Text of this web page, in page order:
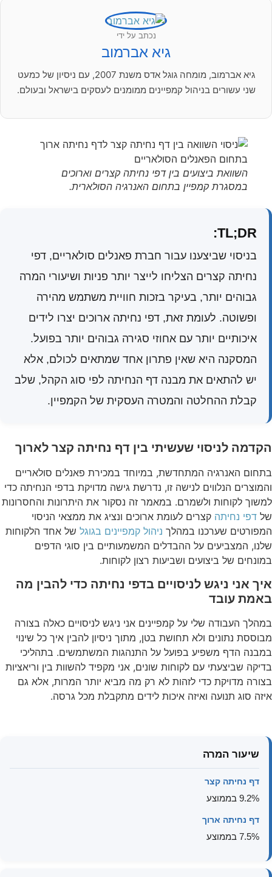
נכתב על ידי
גיא אברמוב
גיא אברמוב, מומחה גוגל אדס משנת 2007, עם ניסיון של כמעט
שני עשורים בניהול קמפיינים ממומנים לעסקים בישראל ובעולם.
השוואת ביצועים בין דפי נחיתה קצרים וארוכים
במסגרת קמפיין בתחום האנרגיה הסולארית.
TL;DR:
בניסוי שביצענו עבור חברת פאנלים סולאריים, דפי
נחיתה קצרים הצליחו לייצר יותר פניות ושיעורי המרה
גבוהים יותר, בעיקר בזכות חוויית משתמש מהירה
ופשוטה. לעומת זאת, דפי נחיתה ארוכים יצרו לידים
איכותיים יותר עם אחוזי סגירה גבוהים יותר בפועל.
המסקנה היא שאין פתרון אחד שמתאים לכולם, אלא
יש להתאים את מבנה דף הנחיתה לפי סוג הקהל, שלב
קבלת ההחלטה והמטרה העסקית של הקמפיין.
הקדמה לניסוי שעשיתי בין דף נחיתה קצר לארוך
בתחום האנרגיה המתחדשת, במיוחד במכירת פאנלים סולאריים
והמוצרים הנלווים לנישה זו, נדרשת גישה מדויקת בדפי הנחיתה כדי
למשוך לקוחות ולשמרם. במאמר זה נסקור את היתרונות והחסרונות
של דפי נחיתה קצרים לעומת ארוכים ונציג את ממצאי הניסוי
המפורטים שערכנו במהלך ניהול קמפיינים בגוגל של אחד הלקוחות
שלנו, המצביעים על ההבדלים המשמעותיים בין סוגי הדפים
במונחים של ביצועים ושביעות רצון לקוחות.
איך אני ניגש לניסויים בדפי נחיתה כדי להבין מה
באמת עובד
במהלך העבודה שלי על קמפיינים אני ניגש לניסויים כאלה בצורה
מבוססת נתונים ולא תחושת בטן, מתוך ניסיון להבין איך כל שינוי
במבנה הדף משפיע בפועל על התנהגות המשתמשים. בתהליכי
בדיקה שביצעתי עם לקוחות שונים, אני מקפיד להשוות בין וריאציות
בצורה מדויקת כדי לזהות לא רק מה מביא יותר המרות, אלא גם
איזה סוג תנועה ואיזה איכות לידים מתקבלת מכל גרסה.
שיעור המרה
דף נחיתה קצר
9.2% בממוצע
דף נחיתה ארוך
7.5% בממוצע